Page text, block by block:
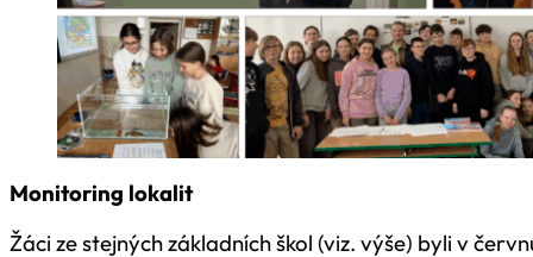
Monitoring lokalit
Žáci ze stejných základních škol (viz. výše) byli v